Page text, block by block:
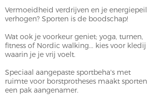
Vermoeidheid verdrijven en je energiepeil
verhogen? Sporten is de boodschap!
Wat ook je voorkeur geniet; yoga, turnen,
fitness of Nordic walking... kies voor kledij
waarin je je vrij voelt.
Speciaal aangepaste sportbeha's met
ruimte voor borstprotheses maakt sporten
een pak aangenamer.